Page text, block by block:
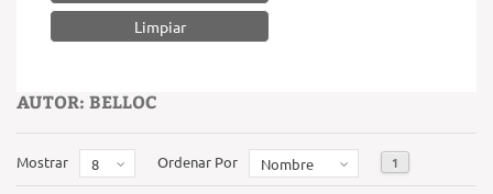
AUTOR: BELLOC
Mostrar 8 Ordenar Por Nombre 1